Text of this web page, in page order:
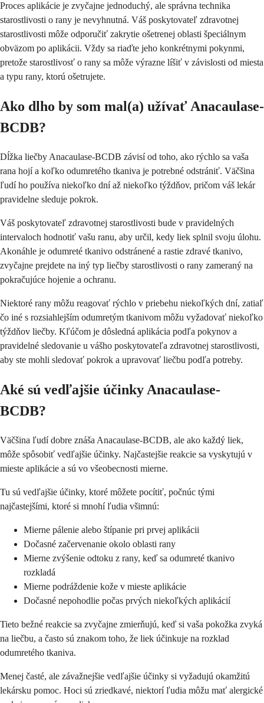
Proces aplikácie je zvyčajne jednoduchý, ale správna technika
starostlivosti o rany je nevyhnutná. Váš poskytovateľ zdravotnej
starostlivosti môže odporučiť zakrytie ošetrenej oblasti špeciálnym
obväzom po aplikácii. Vždy sa riaďte jeho konkrétnymi pokynmi,
pretože starostlivosť o rany sa môže výrazne líšiť v závislosti od miesta
a typu rany, ktorú ošetrujete.
Ako dlho by som mal(a) užívať Anacaulase-
BCDB?
Dĺžka liečby Anacaulase-BCDB závisí od toho, ako rýchlo sa vaša
rana hojí a koľko odumretého tkaniva je potrebné odstrániť. Väčšina
ľudí ho používa niekoľko dní až niekoľko týždňov, pričom váš lekár
pravidelne sleduje pokrok.
Váš poskytovateľ zdravotnej starostlivosti bude v pravidelných
intervaloch hodnotiť vašu ranu, aby určil, kedy liek splnil svoju úlohu.
Akonáhle je odumreté tkanivo odstránené a rastie zdravé tkanivo,
zvyčajne prejdete na iný typ liečby starostlivosti o rany zameraný na
pokračujúce hojenie a ochranu.
Niektoré rany môžu reagovať rýchlo v priebehu niekoľkých dní, zatiaľ
čo iné s rozsiahlejším odumretým tkanivom môžu vyžadovať niekoľko
týždňov liečby. Kľúčom je dôsledná aplikácia podľa pokynov a
pravidelné sledovanie u vášho poskytovateľa zdravotnej starostlivosti,
aby ste mohli sledovať pokrok a upravovať liečbu podľa potreby.
Aké sú vedľajšie účinky Anacaulase-
BCDB?
Väčšina ľudí dobre znáša Anacaulase-BCDB, ale ako každý liek,
môže spôsobiť vedľajšie účinky. Najčastejšie reakcie sa vyskytujú v
mieste aplikácie a sú vo všeobecnosti mierne.
Tu sú vedľajšie účinky, ktoré môžete pocítiť, počnúc tými
najčastejšími, ktoré si mnohí ľudia všimnú:
Mierne pálenie alebo štípanie pri prvej aplikácii
Dočasné začervenanie okolo oblasti rany
Mierne zvýšenie odtoku z rany, keď sa odumreté tkanivo
rozkladá
Mierne podráždenie kože v mieste aplikácie
Dočasné nepohodlie počas prvých niekoľkých aplikácií
Tieto bežné reakcie sa zvyčajne zmierňujú, keď si vaša pokožka zvyká
na liečbu, a často sú znakom toho, že liek účinkuje na rozklad
odumretého tkaniva.
Menej časté, ale závažnejšie vedľajšie účinky si vyžadujú okamžitú
lekársku pomoc. Hoci sú zriedkavé, niektorí ľudia môžu mať alergické